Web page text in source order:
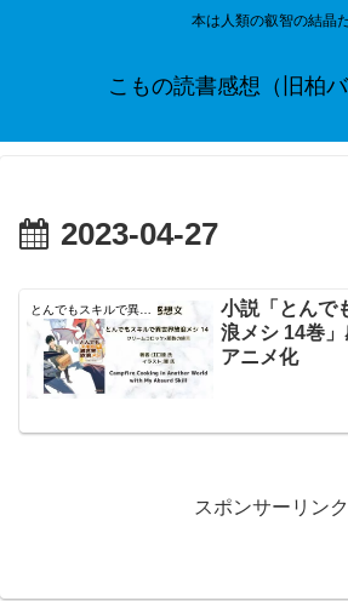
本は人類の叡智の結晶
こもの読書感想（旧柏バ
2023-04-27
とんでもスキルで異世界放浪メシ
小説「とんで
浪メシ 14巻」
アニメ化
スポンサーリンク